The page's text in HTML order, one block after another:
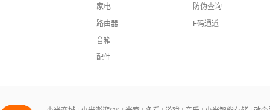
家电
路由器
音箱
配件
防伪查询
F码通道